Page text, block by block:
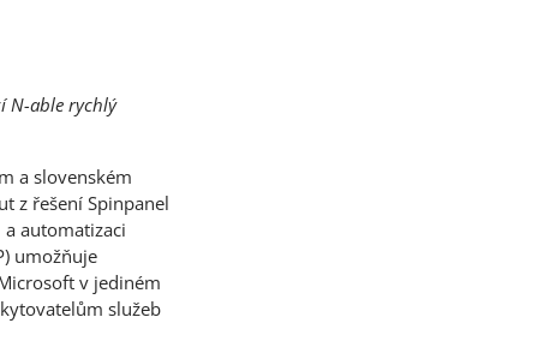
N-able rychlý
a slovenském
z řešení Spinpanel
automatizaci
umožňuje
v jediném
služeb